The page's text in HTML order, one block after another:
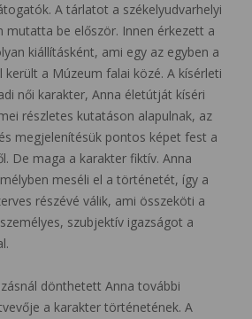
A tárlatot a székelyudvarhelyi
mutatta be először. Innen érkezett a
kiállításként, ami egy az egyben a
került a Múzeum falai közé. A kísérleti
női karakter, Anna életútját kíséri
részletes kutatáson alapulnak, az
megjelenítésük pontos képet fest a
De maga a karakter fiktív. Anna
meséli el a történetét, így a
részévé válik, ami összeköti a
szubjektív igazságot a
dönthetett Anna további
a karakter történetének. A